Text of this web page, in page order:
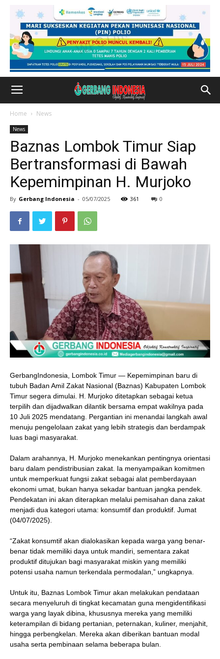
Home News
News
Baznas Lombok Timur Siap
Bertransformasi di Bawah
Kepemimpinan H. Murjoko
By Gerbang Indonesia - 05/07/2025 361 0
GerbangIndonesia, Lombok Timur — Kepemimpinan baru di
tubuh Badan Amil Zakat Nasional (Baznas) Kabupaten Lombok
Timur segera dimulai. H. Murjoko ditetapkan sebagai ketua
terpilih dan dijadwalkan dilantik bersama empat wakilnya pada
10 Juli 2025 mendatang. Pergantian ini menandai langkah awal
menuju pengelolaan zakat yang lebih strategis dan berdampak
luas bagi masyarakat.
Dalam arahannya, H. Murjoko menekankan pentingnya orientasi
baru dalam pendistribusian zakat. Ia menyampaikan komitmen
untuk memperkuat fungsi zakat sebagai alat pemberdayaan
ekonomi umat, bukan hanya sekadar bantuan jangka pendek.
Pendekatan ini akan diterapkan melalui pemisahan dana zakat
menjadi dua kategori utama: konsumtif dan produktif. Jumat
(04/07/2025).
“Zakat konsumtif akan dialokasikan kepada warga yang benar-
benar tidak memiliki daya untuk mandiri, sementara zakat
produktif ditujukan bagi masyarakat miskin yang memiliki
potensi usaha namun terkendala permodalan,” ungkapnya.
Untuk itu, Baznas Lombok Timur akan melakukan pendataan
secara menyeluruh di tingkat kecamatan guna mengidentifikasi
warga yang layak dibina, khususnya mereka yang memiliki
keterampilan di bidang pertanian, peternakan, kuliner, menjahit,
hingga perbengkelan. Mereka akan diberikan bantuan modal
usaha serta pembinaan selama beberapa bulan.